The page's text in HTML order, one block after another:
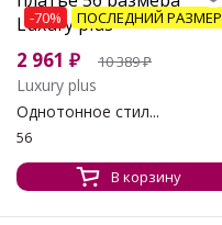
-70% ПОСЛЕДНИЙ РАЗМЕР
2 961 ₽ 10 389₽
Luxury plus
Однотонное стил...
56
В корзину